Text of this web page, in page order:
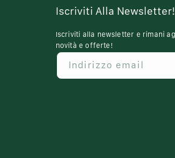
Iscriviti Alla Newsletter!
Iscriviti alla newsletter e rimani
novità e offerte!
Indirizzo email